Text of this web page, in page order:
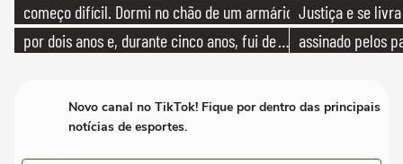
começo difícil. Dormi no chão de um armário
por dois anos e, durante cinco anos, fui de
Justiça e se
assinado pelos
Novo canal no TikTok! Fique por dentro das principais
notícias de esportes.